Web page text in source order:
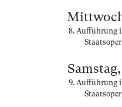
8. Aufführung
9. Aufführung